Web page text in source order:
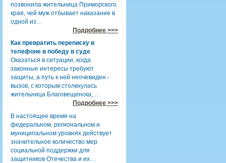
позвонила жительница Приморского
края, чей муж отбывает наказание в
одной из…
Подробнее >>>
Как превратить переписку в
телефоне в победу в суде
Оказаться в ситуации, когда
законные интересы требуют
защиты, а путь к ней неочевиден -
вызов, с которым столкнулась
жительница Благовещенска,…
Подробнее >>>
В настоящее время на
федеральном, региональном и
муниципальном уровнях действует
значительное количество мер
социальной поддержки для
защитников Отечества и их…